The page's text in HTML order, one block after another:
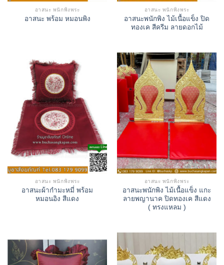
อาสนะ พนักพิงพระ
อาสนะ พร้อม หมอนพิง
อาสนะ พนักพิงพระ
อาสนะพนักพิง ไม้เนื้อแข็ง ปิด
ทองเค สีครีม ลายดอกไม้
อาสนะ พนักพิงพระ
อาสนะผ้ากำมะหมี่ พร้อม
หมอนอิง สีแดง
อาสนะ พนักพิงพระ
อาสนะพนักพิง ไม้เนื้อแข็ง แกะ
ลายพญานาค ปิดทองเค สีแดง
( ทรงแหลม )